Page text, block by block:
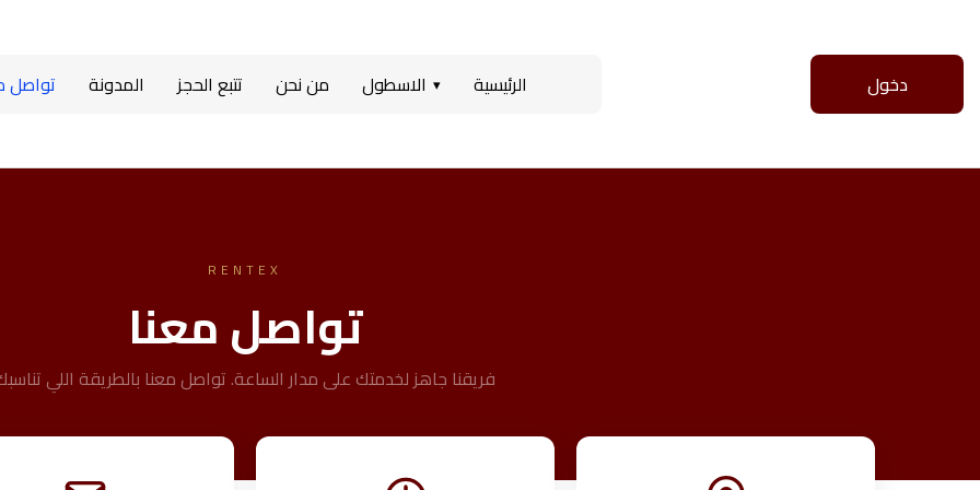
الرئيسية الاسطول من نحن تتبع الحجز المدونة تواصل دخول
RENTEX
تواصل معنا
فريقنا جاهز لخدمتك على مدار الساعة. تواصل معنا بالطريقة اللي